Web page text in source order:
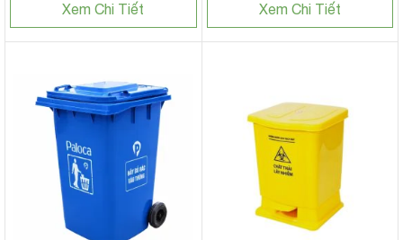
Xem Chi Tiết Xem Chi Tiết